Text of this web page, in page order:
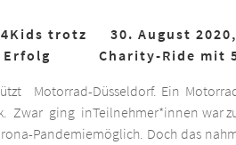
trotz
Motorrad-
Zwar ging in
Pandemie
30. August
Charity-Ride mit
Düsseldorf. Ein
Teilnehmer*innen war
möglich. Doch das